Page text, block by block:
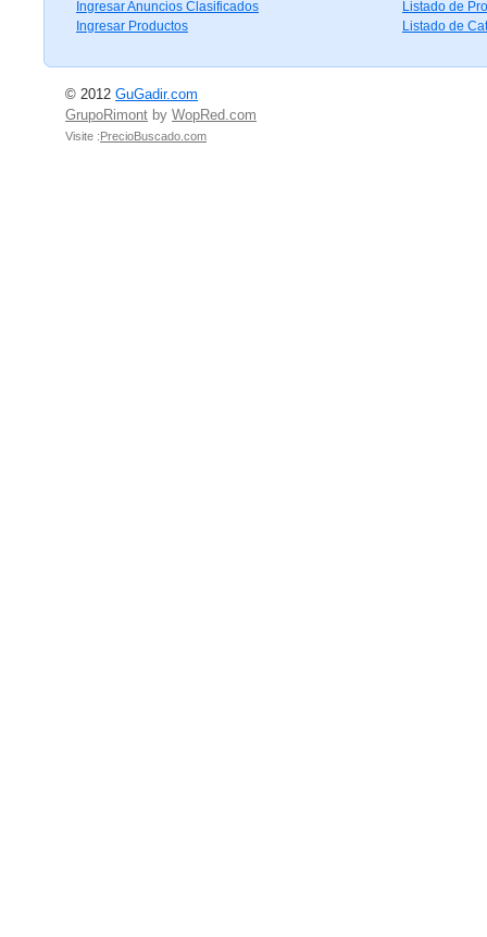
Ingresar Anuncios Clasificados
Ingresar Productos
Listado de
Listado de
© 2012 GuGadir.com
GrupoRimont by WopRed.com
Visite :PrecioBuscado.com